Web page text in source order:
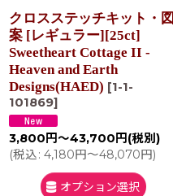
クロスステッチキット・図
案 [レギュラー][25ct]
Sweetheart Cottage II -
Heaven and Earth
Designs(HAED) [1-1-
101869]
3,800 円～43,700 円 (税別)
(税込: 4,180円～48,070円)
オプション選択